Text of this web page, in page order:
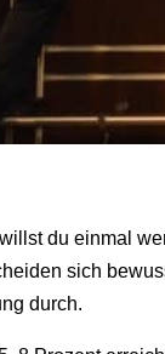
du einmal
sich
durch.